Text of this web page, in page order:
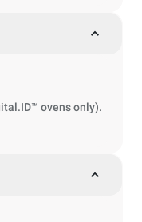
ovens only).